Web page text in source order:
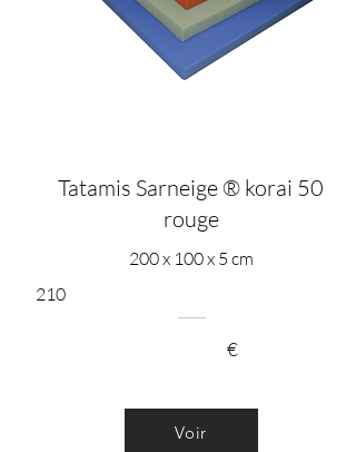
Tatamis Sarneige ® korai 50
rouge
200 x 100 x 5 cm
210
€
Voir